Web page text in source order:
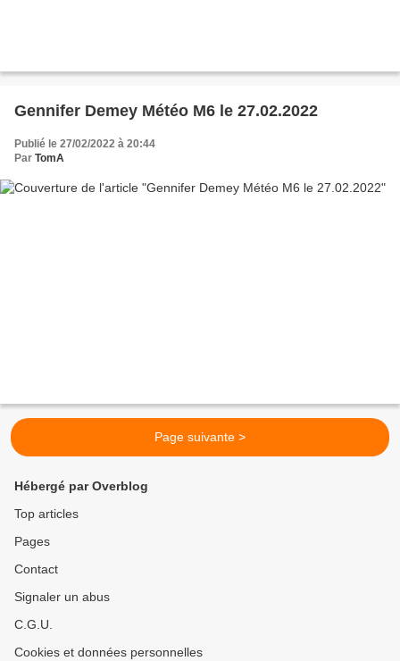
Gennifer Demey Météo M6 le 27.02.2022
Publié le 27/02/2022 à 20:44
Par TomA
Page suivante >
Hébergé par Overblog
Top articles
Pages
Contact
Signaler un abus
C.G.U.
Cookies et données personnelles